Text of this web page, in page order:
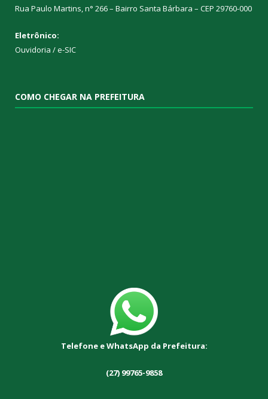
Rua Paulo Martins, n° 266 – Bairro Santa Bárbara – CEP 29760-000
Eletrônico:
Ouvidoria /e-SIC
COMO CHEGAR NA PREFEITURA
Telefone e WhatsApp da Prefeitura:
(27) 99765-9858